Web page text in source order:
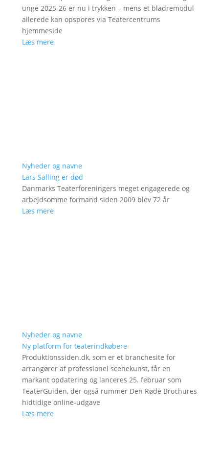
unge 2025-26 er nu i trykken – mens et bladremodul
allerede kan opspores via Teatercentrums
hjemmeside
Læs mere
Nyheder og navne
Lars Salling er død
Danmarks Teaterforeningers meget engagerede og
arbejdsomme formand siden 2009 blev 72 år
Læs mere
Nyheder og navne
Ny platform for teaterindkøbere
Produktionssiden.dk, som er et branchesite for
arrangører af professionel scenekunst, får en
markant opdatering og lanceres 25. februar som
TeaterGuiden, der også rummer Den Røde Brochures
hidtidige online-udgave
Læs mere